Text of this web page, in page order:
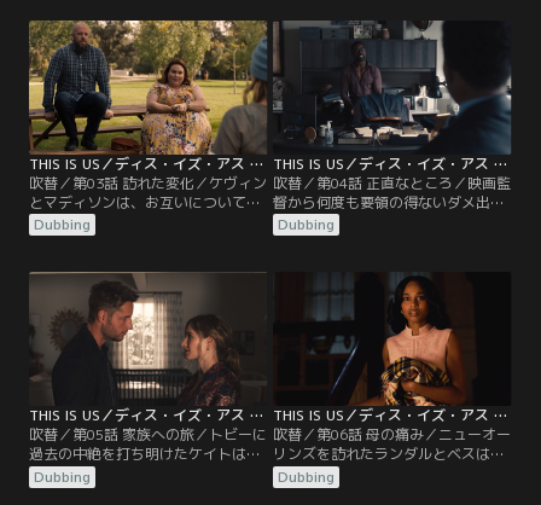
過ごす。そんな中で勃発したジョー
ジ・フロイド事件。ランダルは、自
分の存在について深く考えていた。
一方、ケーキを買いに出かけたレベ
ッカが一向に戻ってこず心配するケ
イトは…。
想いを打ち明ける。ケヴィンはラン
ダルと仲直りしようと歩み寄るが、
心を閉ざしたランダルは山荘を去
る。一方、出産後の痛みに苦しむロ
ーレルのため、ドラッグを入手する
ことにしたウィリアムだが…。
THIS IS US／ディス・イズ・アス シーズン5 第03話／吹替
吹替／第03話 訪れた変化／ケヴィン
とマディソンは、お互いについて語
り合うことで距離を縮める。ランダ
ルとベスは、テスがノンバイナリー
プしていたことが分かり、戸惑いな
がらも指導。ケイトとトビーは、養
子候補の母親エリーと顔合わせし、
お互いに好感を抱くのだが。
Dubbing
THIS IS US／ディス・イズ・アス シーズン5 第04話／吹替
吹替／第04話 正直なところ／映画監
督から何度も要領の得ないダメ出し
を受けて苛立つケヴィン。昔ランダ
ルに教えてもらった暗記カードを使
診に付き添ったケイトはある過去を
思い出す…。ランダルは、ジョギン
グウェアに着替える半裸姿がネット
上に公開されてしまう。
Dubbing
THIS IS US／ディス・イズ・アス シーズン5 第05話／吹替
吹替／第05話 家族への旅／トビーに
過去の中絶を打ち明けたケイトは、
過去を乗り越えるために、マークを
捜してサンディエゴへ向かう。一
Dubbing
THIS IS US／ディス・イズ・アス シーズン5 第06話／吹替
吹替／第06話 母の痛み／ニューオー
リンズを訪れたランダルとベスは、
ハイからローレルの生い立ちを聞
く。名家に生まれたローレルはある
Dubbing